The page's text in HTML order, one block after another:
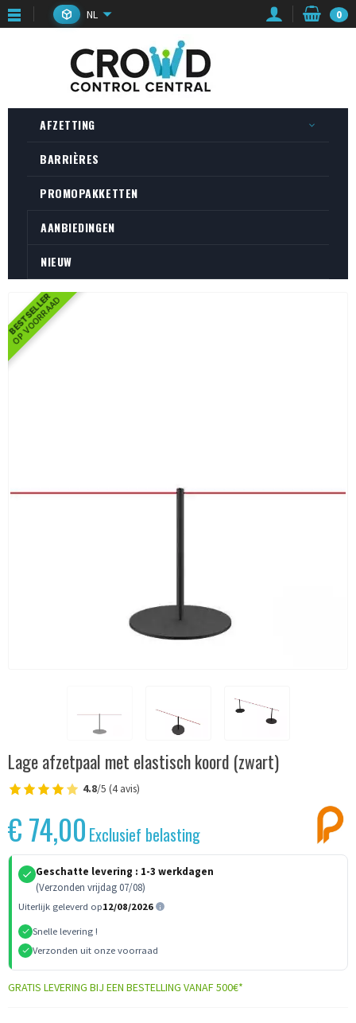
NL 0
AFZETTING
BARRIÈRES
PROMOPAKKETTEN
AANBIEDINGEN
NIEUW
BESTSELLER
OP VOORRAAD
Lage afzetpaal met elastisch koord (zwart)
4.8/5 (4 avis)
€ 74,00 Exclusief belasting
Geschatte levering : 1-3 werkdagen
(Verzonden vrijdag 07/08)
Uiterlijk geleverd op12/08/2026
Snelle levering !
Verzonden uit onze voorraad
GRATIS LEVERING BIJ EEN BESTELLING VANAF 500€*